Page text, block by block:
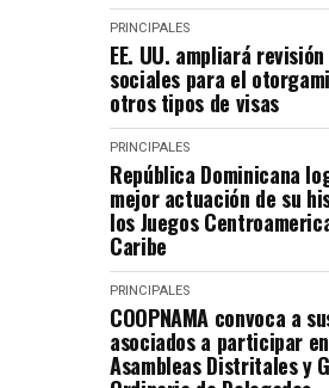
PRINCIPALES
EE. UU. ampliará
sociales para el
otros tipos de visas
PRINCIPALES
República Dominicana
mejor actuación de su
los Juegos
Caribe
PRINCIPALES
COOPNAMA convoca a
asociados a participar
Asambleas Distritales y